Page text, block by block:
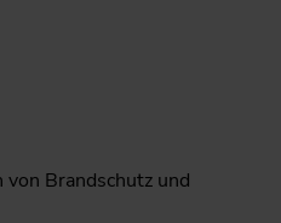
Brandschutz und